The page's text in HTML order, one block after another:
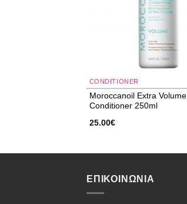
CONDITIONER
Moroccanoil Extra Volume
Conditioner 250ml
25.00€
ΕΠΙΚΟΙΝΩΝΙΑ